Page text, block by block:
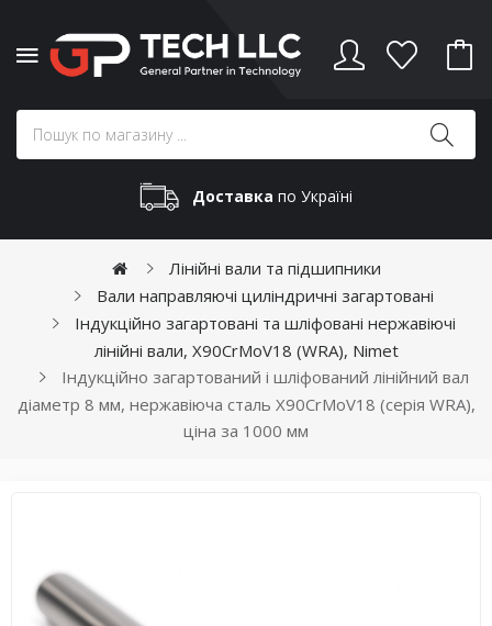
Доставка по Україні
Лінійні вали та підшипники
Вали направляючі циліндричні загартовані
Індукційно загартовані та шліфовані нержавіючі
лінійні вали, X90CrMoV18 (WRA), Nimet
Індукційно загартований і шліфований лінійний вал
діаметр 8 мм, нержавіюча сталь X90CrMoV18 (серія WRA),
ціна за 1000 мм